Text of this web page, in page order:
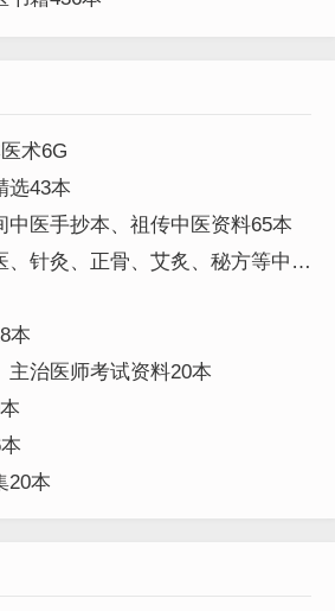
术6G
选43本
中医手抄本、祖传中医资料65本
、针灸、正骨、艾炙、秘方等中医
本
主治医师考试资料20本
20本